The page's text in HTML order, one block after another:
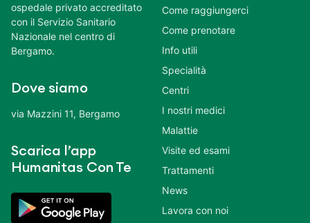
ospedale privato accreditato
con il Servizio Sanitario
Nazionale nel centro di
Bergamo.
Dove siamo
via Mazzini 11, Bergamo
Scarica l’app
Humanitas Con Te
Come raggiungerci
Come prenotare
Info utili
Specialità
Centri
I nostri medici
Malattie
Visite ed esami
Trattamenti
News
Lavora con noi